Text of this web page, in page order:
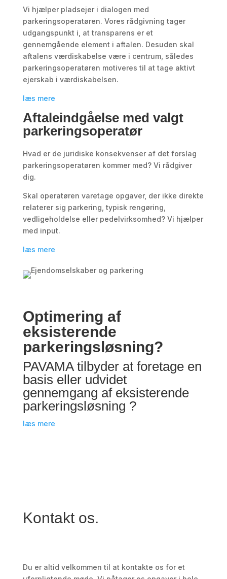
Vi hjælper pladsejer i dialogen med
parkeringsoperatøren. Vores rådgivning tager
udgangspunkt i, at transparens er et
gennemgående element i aftalen. Desuden skal
aftalens værdiskabelse være i centrum, således
parkeringsoperatøren motiveres til at tage aktivt
ejerskab i værdiskabelsen.
læs mere
Aftaleindgåelse med valgt
parkeringsoperatør
Hvad er de juridiske konsekvenser af det forslag
parkeringsoperatøren kommer med? Vi rådgiver
dig.
Skal operatøren varetage opgaver, der ikke direkte
relaterer sig parkering, typisk rengøring,
vedligeholdelse eller pedelvirksomhed? Vi hjælper
med input.
læs mere
Optimering af
eksisterende
parkeringsløsning?
PAVAMA tilbyder at foretage en
basis eller udvidet
gennemgang af eksisterende
parkeringsløsning ?
læs mere
Kontakt os.
Du er altid velkommen til at kontakte os for et